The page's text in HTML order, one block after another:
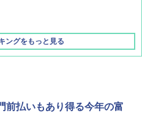
エクルベージュ
ングをもっと見る
前払いもあり得る今年の富